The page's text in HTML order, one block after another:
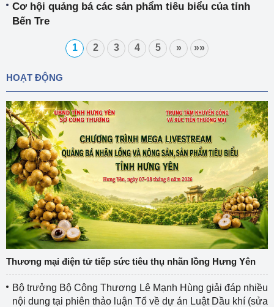
Cơ hội quảng bá các sản phẩm tiêu biểu của tỉnh
Bến Tre
1 2 3 4 5 » »»
HOẠT ĐỘNG
Thương mại điện tử tiếp sức tiêu thụ nhãn lồng Hưng Yên
Bộ trưởng Bộ Công Thương Lê Mạnh Hùng giải đáp nhiều
nội dung tại phiên thảo luận Tổ về dự án Luật Dầu khí (sửa